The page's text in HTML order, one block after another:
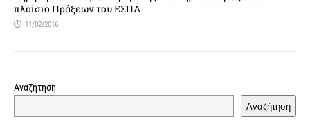
πλαίσιο Πράξεων του ΕΣΠΑ
11/02/2016
Αναζήτηση
Αναζήτηση